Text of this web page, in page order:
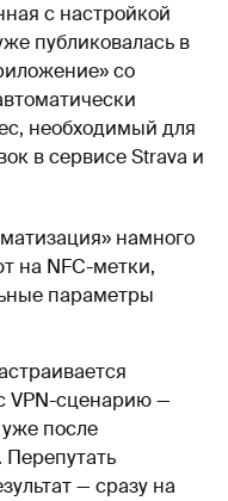
с настройкой
публиковалась в
со
необходимый для
в сервисе Strava и
намного
на NFC-метки,
параметры
VPN-сценарию —
после
— сразу на